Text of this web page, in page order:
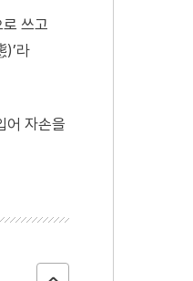
쓰고
)’라
어 자손을